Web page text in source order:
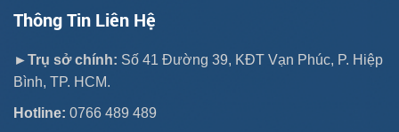
Thông Tin Liên Hệ
►Trụ sở chính: Số 41 Đường 39, KĐT Vạn Phúc, P. Hiệp
Bình, TP. HCM.
Hotline: 0766 489 489